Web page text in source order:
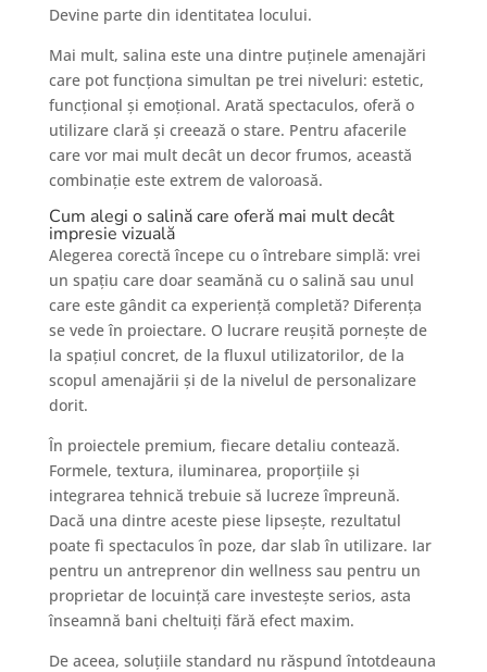
Devine parte din identitatea locului.
Mai mult, salina este una dintre puținele amenajări
care pot funcționa simultan pe trei niveluri: estetic,
funcțional și emoțional. Arată spectaculos, oferă o
utilizare clară și creează o stare. Pentru afacerile
care vor mai mult decât un decor frumos, această
combinație este extrem de valoroasă.
Cum alegi o salină care oferă mai mult decât
impresie vizuală
Alegerea corectă începe cu o întrebare simplă: vrei
un spațiu care doar seamănă cu o salină sau unul
care este gândit ca experiență completă? Diferența
se vede în proiectare. O lucrare reușită pornește de
la spațiul concret, de la fluxul utilizatorilor, de la
scopul amenajării și de la nivelul de personalizare
dorit.
În proiectele premium, fiecare detaliu contează.
Formele, textura, iluminarea, proporțiile și
integrarea tehnică trebuie să lucreze împreună.
Dacă una dintre aceste piese lipsește, rezultatul
poate fi spectaculos în poze, dar slab în utilizare. Iar
pentru un antreprenor din wellness sau pentru un
proprietar de locuință care investește serios, asta
înseamnă bani cheltuiți fără efect maxim.
De aceea, soluțiile standard nu răspund întotdeauna